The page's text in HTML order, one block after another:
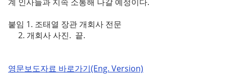
붙임 1. 조태열 장관 개회사 전문
2. 개회사 사진. 끝.
영문보도자료 바로가기(Eng. Version)